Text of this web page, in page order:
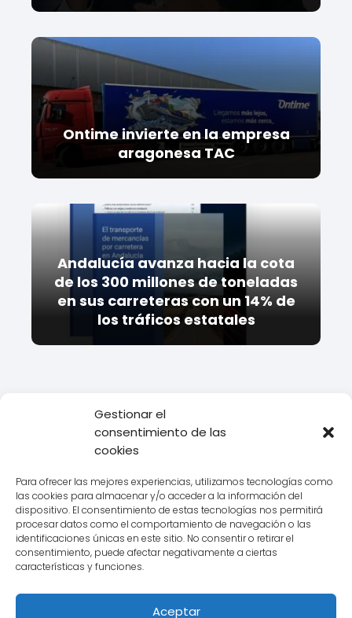
Gestionar el
consentimiento de las
cookies
Para ofrecer las mejores experiencias, utilizamos tecnologías como
las cookies para almacenar y/o acceder a la información del
dispositivo. El consentimiento de estas tecnologías nos permitirá
procesar datos como el comportamiento de navegación o las
identificaciones únicas en este sitio. No consentir o retirar el
consentimiento, puede afectar negativamente a ciertas
características y funciones.
Aceptar
Ontime invierte en la empresa
aragonesa TAC
Andalucía avanza hacia la cota
de los 300 millones de toneladas
en sus carreteras con un 14% de
los tráficos estatales
Empresas de transporte
sobre la Delegación Ontime en Mahón, Islas Baleares
Aviso legal
Política de Cookies
Política de Privacidad